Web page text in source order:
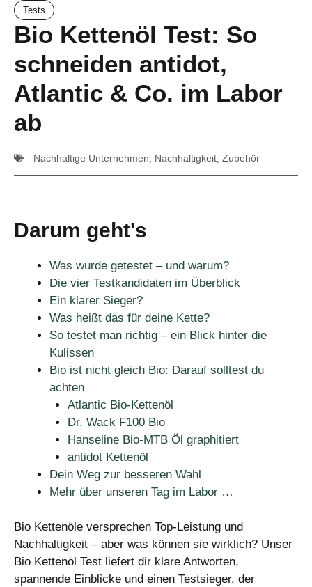
Tests
Bio Kettenöl Test: So
schneiden antidot,
Atlantic & Co. im Labor
ab
Nachhaltige Unternehmen Nachhaltigkeit Zubehör
Darum geht's
Was wurde getestet – und warum?
Die vier Testkandidaten im Überblick
Ein klarer Sieger?
Was heißt das für deine Kette?
So testet man richtig – ein Blick hinter die
Kulissen
Bio ist nicht gleich Bio: Darauf solltest du
achten
Atlantic Bio-Kettenöl
Dr. Wack F100 Bio
Hanseline Bio-MTB Öl graphitiert
antidot Kettenöl
Dein Weg zur besseren Wahl
Mehr über unseren Tag im Labor …
Bio Kettenöle versprechen Top-Leistung und
Nachhaltigkeit – aber was können sie wirklich? Unser
Bio Kettenöl Test liefert dir klare Antworten,
spannende Einblicke und einen Testsieger, der